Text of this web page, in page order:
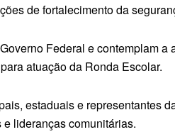
de fortalecimento da
Federal e contemplam
atuação da Ronda Escolar.
estaduais e representantes
lideranças comunitárias.